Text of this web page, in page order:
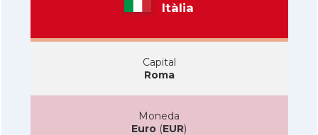
Itàlia
Capital
Roma
Moneda
Euro (EUR)